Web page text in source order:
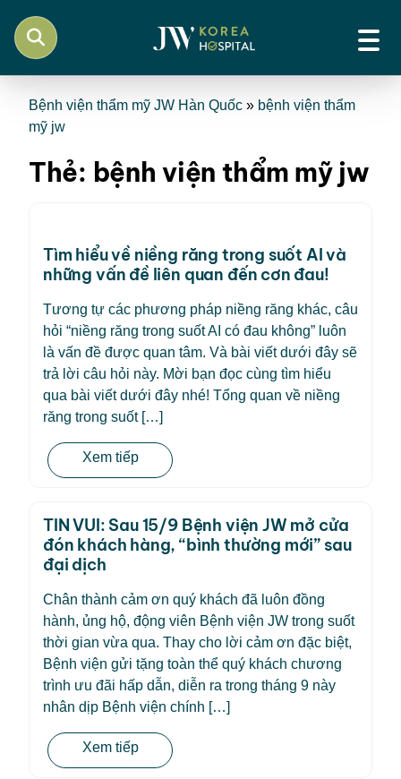
Bệnh viện thẩm mỹ JW Hàn Quốc » bệnh viện thẩm
mỹ jw
Thẻ: bệnh viện thẩm mỹ jw
Tìm hiểu về niềng răng trong suốt AI và
những vấn đề liên quan đến cơn đau!
Tương tự các phương pháp niềng răng khác, câu
hỏi “niềng răng trong suốt AI có đau không” luôn
là vấn đề được quan tâm. Và bài viết dưới đây sẽ
trả lời câu hỏi này. Mời bạn đọc cùng tìm hiểu
qua bài viết dưới đây nhé! Tổng quan về niềng
răng trong suốt […]
Xem tiếp
TIN VUI: Sau 15/9 Bệnh viện JW mở cửa
đón khách hàng, “bình thường mới” sau
đại dịch
Chân thành cảm ơn quý khách đã luôn đồng
hành, ủng hộ, động viên Bệnh viện JW trong suốt
thời gian vừa qua. Thay cho lời cảm ơn đặc biệt,
Bệnh viện gửi tặng toàn thể quý khách chương
trình ưu đãi hấp dẫn, diễn ra trong tháng 9 này
nhân dịp Bệnh viện chính […]
Xem tiếp